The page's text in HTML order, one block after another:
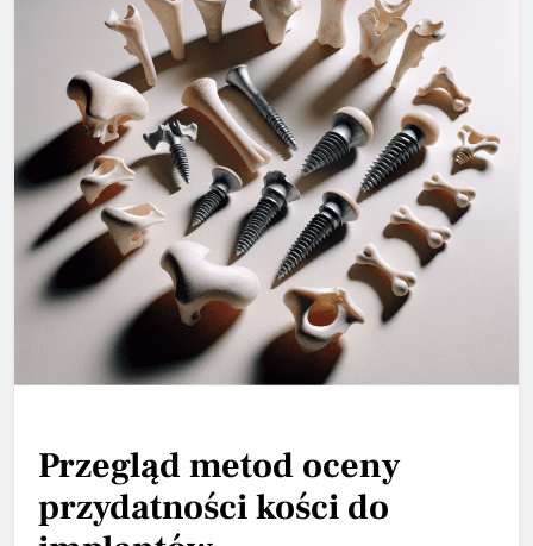
Przegląd metod oceny
przydatności kości do